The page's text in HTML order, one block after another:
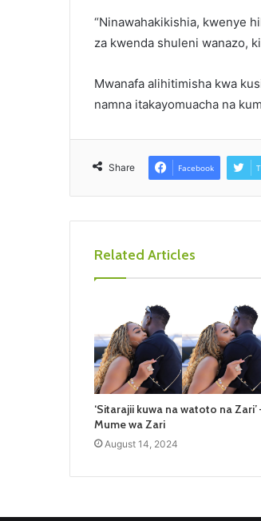
“Ninawahakikishia, kwenye
za kwenda shuleni wanazo,
Mwanafa alihitimisha kwa
namna itakayomuacha na
Share Facebook
Related Articles
‘Sitarajii kuwa na watoto na Zari’
Mume wa Zari
August 14, 2024